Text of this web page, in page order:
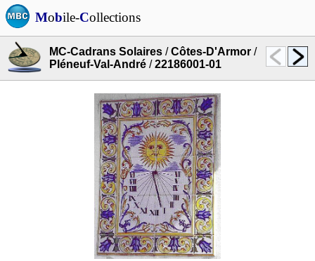
Mobile-Collections
MC-Cadrans Solaires /Côtes-D'Armor /
Pléneuf-Val-André /22186001-01